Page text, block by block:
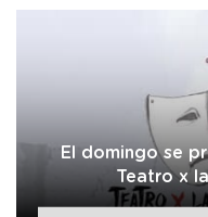
El domingo se
Teatro x